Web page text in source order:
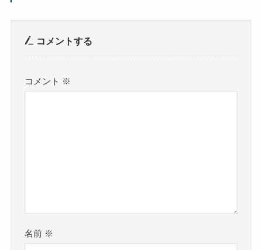
コメントする
コメント ※
名前 ※